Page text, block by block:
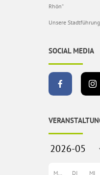
Rhön“
Unsere
SOCIAL MEDIA
MO DI MI